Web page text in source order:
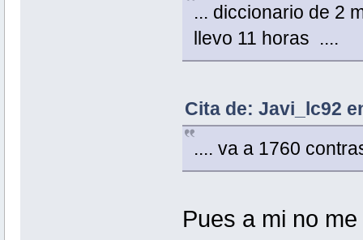
... diccionario de 2
llevo 11 horas ....
Cita de: Javi_lc92
.... va a 1760
Pues a mi no